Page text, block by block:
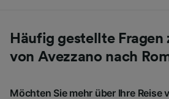
Häufig gestellte
von Avezzano nach
Möchten Sie mehr über Ihre Reise